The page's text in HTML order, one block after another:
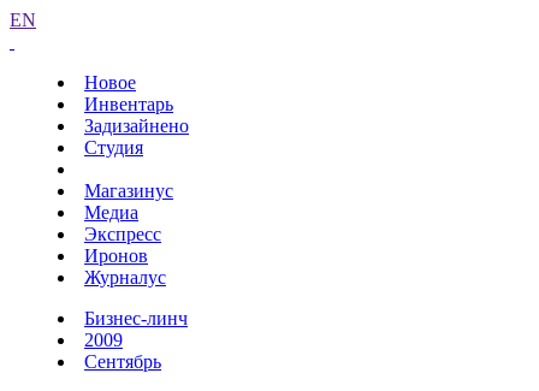
EN
Новое
Инвентарь
Задизайнено
Студия
Магазинус
Медиа
Экспресс
Иронов
Журналус
Бизнес-линч
2009
Сентябрь